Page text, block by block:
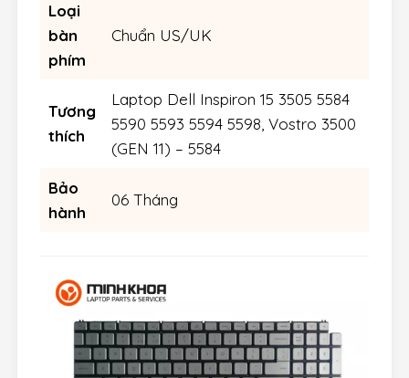
Loại
bàn
phím
Chuẩn US/UK
Tương
thích
Laptop Dell Inspiron 15 3505 5584
5590 5593 5594 5598, Vostro 3500
(GEN 11) – 5584
Bảo
hành
06 Tháng